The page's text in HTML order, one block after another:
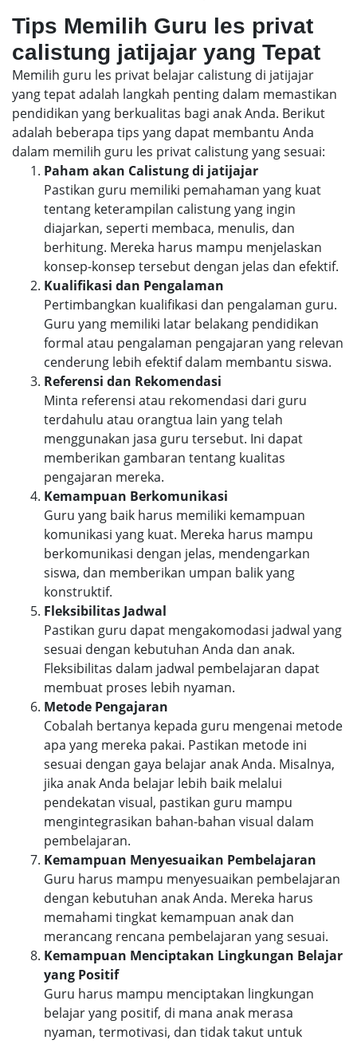
Tips Memilih Guru les privat
calistung jatijajar yang Tepat
Memilih guru les privat belajar calistung di jatijajar
yang tepat adalah langkah penting dalam memastikan
pendidikan yang berkualitas bagi anak Anda. Berikut
adalah beberapa tips yang dapat membantu Anda
dalam memilih guru les privat calistung yang sesuai:
Paham akan Calistung di jatijajar
Pastikan guru memiliki pemahaman yang kuat
tentang keterampilan calistung yang ingin
diajarkan, seperti membaca, menulis, dan
berhitung. Mereka harus mampu menjelaskan
konsep-konsep tersebut dengan jelas dan efektif.
Kualifikasi dan Pengalaman
Pertimbangkan kualifikasi dan pengalaman guru.
Guru yang memiliki latar belakang pendidikan
formal atau pengalaman pengajaran yang relevan
cenderung lebih efektif dalam membantu siswa.
Referensi dan Rekomendasi
Minta referensi atau rekomendasi dari guru
terdahulu atau orangtua lain yang telah
menggunakan jasa guru tersebut. Ini dapat
memberikan gambaran tentang kualitas
pengajaran mereka.
Kemampuan Berkomunikasi
Guru yang baik harus memiliki kemampuan
komunikasi yang kuat. Mereka harus mampu
berkomunikasi dengan jelas, mendengarkan
siswa, dan memberikan umpan balik yang
konstruktif.
Fleksibilitas Jadwal
Pastikan guru dapat mengakomodasi jadwal yang
sesuai dengan kebutuhan Anda dan anak.
Fleksibilitas dalam jadwal pembelajaran dapat
membuat proses lebih nyaman.
Metode Pengajaran
Cobalah bertanya kepada guru mengenai metode
apa yang mereka pakai. Pastikan metode ini
sesuai dengan gaya belajar anak Anda. Misalnya,
jika anak Anda belajar lebih baik melalui
pendekatan visual, pastikan guru mampu
mengintegrasikan bahan-bahan visual dalam
pembelajaran.
Kemampuan Menyesuaikan Pembelajaran
Guru harus mampu menyesuaikan pembelajaran
dengan kebutuhan anak Anda. Mereka harus
memahami tingkat kemampuan anak dan
merancang rencana pembelajaran yang sesuai.
Kemampuan Menciptakan Lingkungan Belajar
yang Positif
Guru harus mampu menciptakan lingkungan
belajar yang positif, di mana anak merasa
nyaman, termotivasi, dan tidak takut untuk